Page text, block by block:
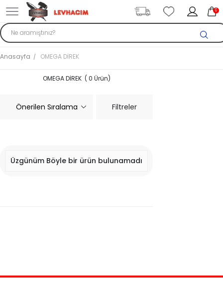
0
Anasayfa OMEGA DİREK
Filtreler
OMEGA DİREK ( 0 Ürün)
Üzgünüm Böyle bir ürün bulunamadı